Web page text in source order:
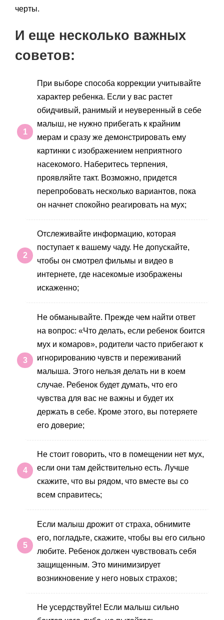
черты.
И еще несколько важных
советов:
При выборе способа коррекции учитывайте
характер ребенка. Если у вас растет
обидчивый, ранимый и неуверенный в себе
малыш, не нужно прибегать к крайним
мерам и сразу же демонстрировать ему
картинки с изображением неприятного
насекомого. Наберитесь терпения,
проявляйте такт. Возможно, придется
перепробовать несколько вариантов, пока
он начнет спокойно реагировать на мух;
Отслеживайте информацию, которая
поступает к вашему чаду. Не допускайте,
чтобы он смотрел фильмы и видео в
интернете, где насекомые изображены
искаженно;
Не обманывайте. Прежде чем найти ответ
на вопрос: «Что делать, если ребенок боится
мух и комаров», родители часто прибегают к
игнорированию чувств и переживаний
малыша. Этого нельзя делать ни в коем
случае. Ребенок будет думать, что его
чувства для вас не важны и будет их
держать в себе. Кроме этого, вы потеряете
его доверие;
Не стоит говорить, что в помещении нет мух,
если они там действительно есть. Лучше
скажите, что вы рядом, что вместе вы со
всем справитесь;
Если малыш дрожит от страха, обнимите
его, погладьте, скажите, чтобы вы его сильно
любите. Ребенок должен чувствовать себя
защищенным. Это минимизирует
возникновение у него новых страхов;
Не усердствуйте! Если малыш сильно